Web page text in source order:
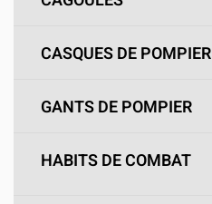
CASQUES DE POMPIER
GANTS DE POMPIER
HABITS DE COMBAT